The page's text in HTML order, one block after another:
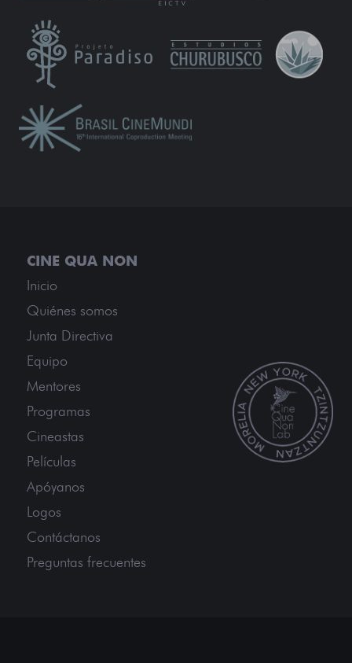
Inicio
Quiénes somos
Junta Directiva
Equipo
Mentores
Programas
Cineastas
Películas
Apóyanos
Logos
Contáctanos
Preguntas frecuentes